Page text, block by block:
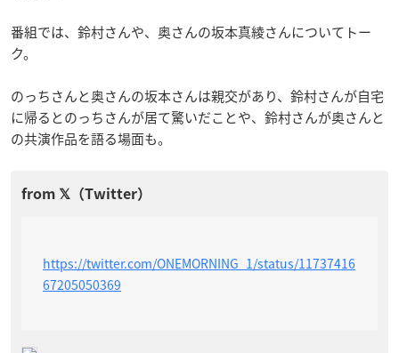
番組では、鈴村さんや、奥さんの坂本真綾さんについてトー
ク。
のっちさんと奥さんの坂本さんは親交があり、鈴村さんが自宅
に帰るとのっちさんが居て驚いだことや、鈴村さんが奥さんと
の共演作品を語る場面も。
https://twitter.com/ONEMORNING_1/status/11737416
67205050369